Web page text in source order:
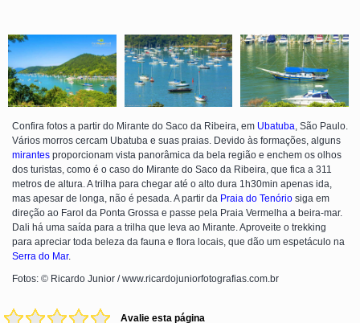
Confira fotos a partir do Mirante do Saco da Ribeira, em Ubatuba , São Paulo.
Vários morros cercam Ubatuba e suas praias. Devido às formações, alguns
mirantes proporcionam vista panorâmica da bela região e enchem os olhos
dos turistas, como é o caso do Mirante do Saco da Ribeira, que fica a 311
metros de altura. A trilha para chegar até o alto dura 1h30min apenas ida,
mas apesar de longa, não é pesada. A partir da Praia do Tenório siga em
direção ao Farol da Ponta Grossa e passe pela Praia Vermelha a beira-mar.
Dali há uma saída para a trilha que leva ao Mirante. Aproveite o trekking
para apreciar toda beleza da fauna e flora locais, que dão um espetáculo na
Serra do Mar.
Fotos: © Ricardo Junior / www.ricardojuniorfotografias.com.br
Avalie esta página